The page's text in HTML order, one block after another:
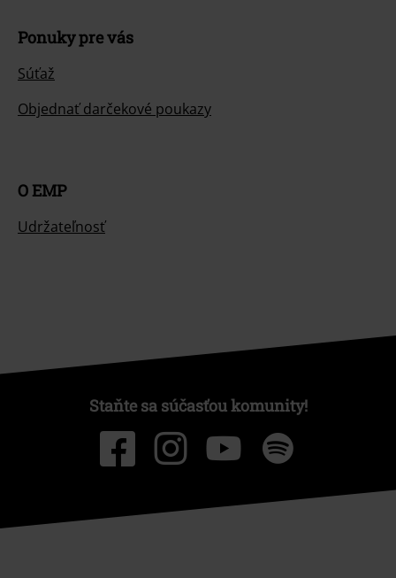
Ponuky pre vás
Súťaž
Objednať darčekové poukazy
O EMP
Udržateľnosť
Staňte sa súčasťou komunity!